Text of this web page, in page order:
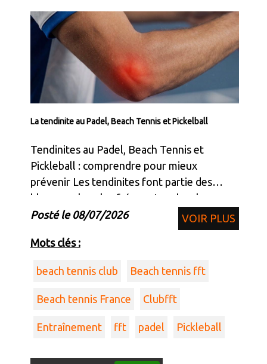
La tendinite au Padel, Beach Tennis et Pickelball
Tendinites au Padel, Beach Tennis et
Pickleball : comprendre pour mieux
prévenir Les tendinites font partie des
blessures les plus fréquentes chez les
pratiquants de padel, de beach tennis et de
pickleball. Elles touchent principalement le
coude, l’épaul
Posté le 08/07/2026 VOIR PLUS
Mots clés :
beach tennis club Beach tennis fft
Beach tennis France Clubfft
Entraînement fft padel Pickleball